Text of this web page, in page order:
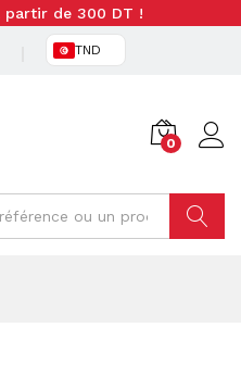
partir de 300 DT !
TND
0